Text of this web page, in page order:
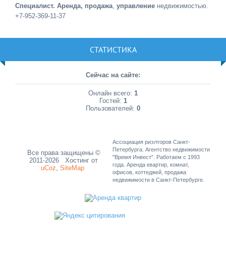
Специалист. Аренда, продажа управление недвижимостью.
+7-952-369-11-37
СТАТИСТИКА
Сейчас на сайте:
Онлайн всего: 1
Гостей: 1
Пользователей: 0
Все права защищены ©
2011-2026 Хостинг от
uCoz SiteMap
Ассоциация риэлторов Санкт-
Петербурга. Агентство недвижимости
"Время Инвест". Работаем с 1993
года. Аренда квартир, комнат,
офисов, коттеджей, продажа
недвижимости в Санкт-Петербурге.